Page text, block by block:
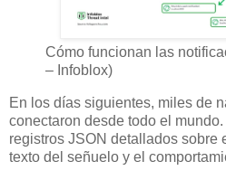
Cómo funcionan las
– Infoblox)
En los días siguientes, miles de
conectaron desde todo el
registros JSON detallados sobre
texto del señuelo y el